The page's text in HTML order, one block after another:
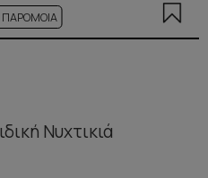
ΠΑΡΌΜΟΙΑ
Νυχτικιά